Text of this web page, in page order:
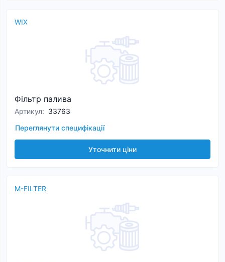
WIX
Фільтр палива
Артикул: 33763
Переглянути специфікації
Уточнити ціни
M-FILTER